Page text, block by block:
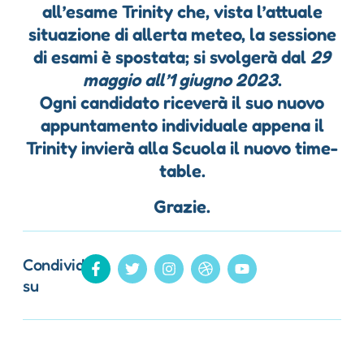
all’esame Trinity che, vista l’attuale
situazione di allerta meteo, la sessione
di esami è spostata; si svolgerà dal 29
maggio all’1 giugno 2023.
Ogni candidato riceverà il suo nuovo
appuntamento individuale appena il
Trinity invierà alla Scuola il nuovo time-
table.
Grazie.
Condividi
su